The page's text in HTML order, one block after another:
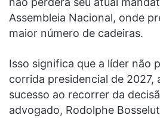
Assembleia Nacional, onde
maior número de cadeiras.
Isso significa que a líder não
corrida presidencial de 2027,
sucesso ao recorrer da
advogado, Rodolphe